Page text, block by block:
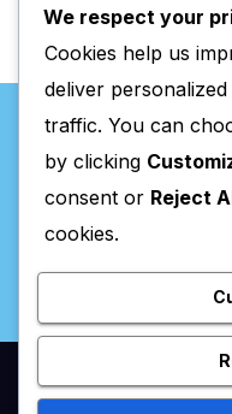
Proudly powered by
We respect your
Cookies help us
deliver
traffic. You can
by clicking
consent or Reject
cookies.